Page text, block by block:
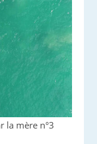
la mère n°3